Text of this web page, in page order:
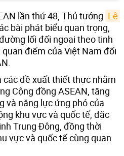
lần thứ 48, Thủ tướng Lê
bài phát biểu quan trọng,
lối đối ngoại theo tinh
điểm của Việt Nam đối
các đề xuất thiết thực nhằm
Cộng đồng ASEAN, tăng
và năng lực ứng phó của
khu vực và quốc tế, đặc
Trung Đông, đồng thời
vực và quốc tế cùng quan